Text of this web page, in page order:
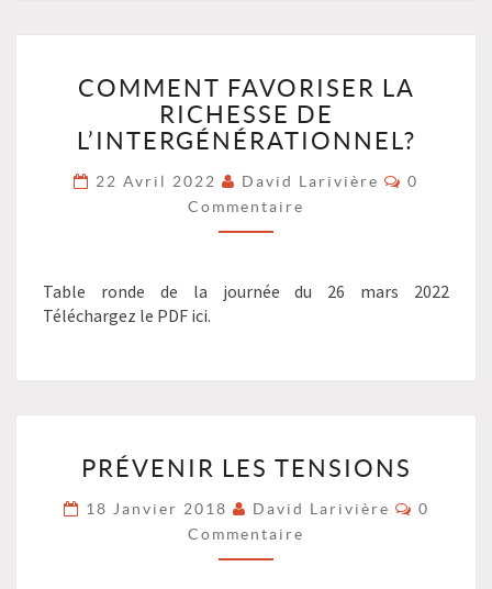
FAVORISER
LA
RICHESSE
L’INTERGÉNÉRATIONNEL?
?
>
COMMENT FAVORISER LA
RICHESSE DE
L’INTERGÉNÉRATIONNEL?
22 Avril 2022 David Larivière
0
Commentaire
Table ronde de la journée du 26 mars 2022
Téléchargez le PDF ici.
LES
?
>
PRÉVENIR LES TENSIONS
18 Janvier 2018 David Larivière
0
Commentaire